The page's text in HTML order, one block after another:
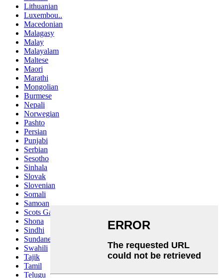
Lithuanian
Luxembou..
Macedonian
Malagasy
Malay
Malayalam
Maltese
Maori
Marathi
Mongolian
Burmese
Nepali
Norwegian
Pashto
Persian
Punjabi
Serbian
Sesotho
Sinhala
Slovak
Slovenian
Somali
Samoan
Scots Gaelic
Shona
Sindhi
Sundanese
Swahili
Tajik
Tamil
Telugu